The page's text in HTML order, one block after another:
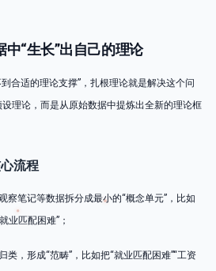
中“生长”出自己的理论
合适的理论支撑”，扎根理论就是解决这个问
理论，而是从原始数据中提炼出全新的理论框
流程
察笔记等数据拆分成最小的“概念单元”，比如
业匹配困难”；
类，形成“范畴”，比如把“就业匹配困难”“工资